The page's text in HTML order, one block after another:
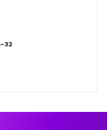
ด GB24-32